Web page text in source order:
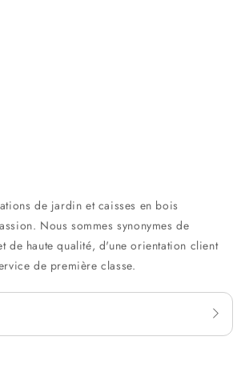
de jardin et caisses en bois
Nous sommes synonymes de
de haute qualité, d'une orientation client
de première classe.